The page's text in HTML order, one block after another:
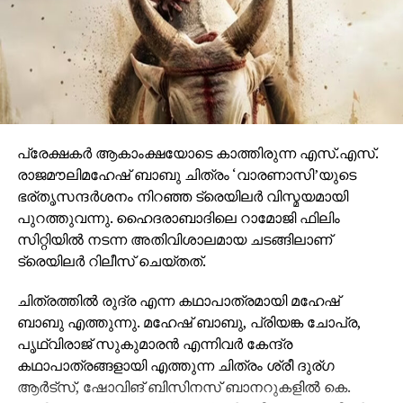
വാരണാസി 2027ൽ തിയേറ്ററുകളിലേക്കെത്തും. പി ആർ
ഓ ആൻഡ് മാർക്കറ്റിംഗ് സ്ട്രാറ്റജിസ്റ്റ് : പ്രതീഷ് ശേഖർ.
പ്രേക്ഷകര്‍ ആകാംക്ഷയോടെ കാത്തിരുന്ന എസ്.എസ്.
രാജമൗലിമഹേഷ് ബാബു ചിത്രം ‘വാരണാസി’യുടെ
ഭര്തൃസന്ദര്‍ശനം നിറഞ്ഞ ട്രെയിലര്‍ വിസ്മയമായി
പുറത്തുവന്നു. ഹൈദരാബാദിലെ റാമോജി ഫിലിം
സിറ്റിയില്‍ നടന്ന അതിവിശാലമായ ചടങ്ങിലാണ്
ട്രെയിലര്‍ റിലീസ് ചെയ്തത്.
ചിത്രത്തില്‍ രുദ്ര എന്ന കഥാപാത്രമായി മഹേഷ്
ബാബു എത്തുന്നു. മഹേഷ് ബാബു, പ്രിയങ്ക ചോപ്ര,
പൃഥ്വിരാജ് സുകുമാരന്‍ എന്നിവര്‍ കേന്ദ്ര
കഥാപാത്രങ്ങളായി എത്തുന്ന ചിത്രം ശ്രീ ദുര്ഗ
ആര്‍ട്‌സ്, ഷോവിങ് ബിസിനസ് ബാനറുകളില്‍ കെ.